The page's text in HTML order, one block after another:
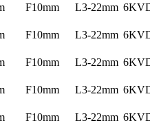
F10mm L3-22mm
F10mm L3-22mm
F10mm L3-22mm
F10mm L3-22mm
F10mm L3-22mm